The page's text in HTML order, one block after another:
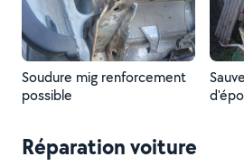
Soudure mig renforcement
possible
Réparation voiture